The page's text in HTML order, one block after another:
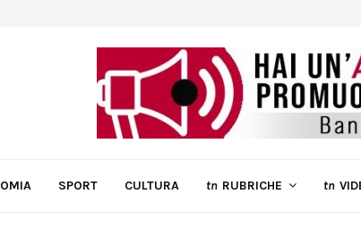
SPORT CULTURA tn RUBRICHE tn